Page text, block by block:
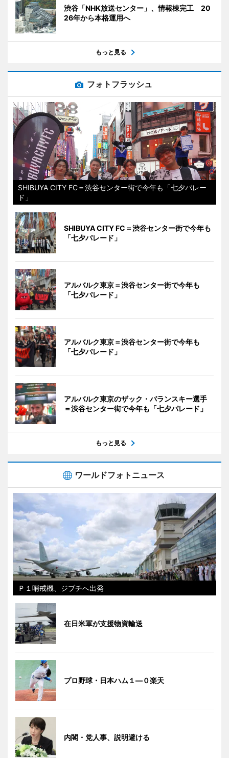
渋谷「NHK放送センター」、情報棟完工 20
26年から本格運用へ
もっと見る
フォトフラッシュ
SHIBUYA CITY FC＝渋谷センター街で今年も「七夕パレー
ド」
SHIBUYA CITY FC＝渋谷センター街で今年も
「七夕パレード」
アルバルク東京＝渋谷センター街で今年も
「七夕パレード」
アルバルク東京＝渋谷センター街で今年も
「七夕パレード」
アルバルク東京のザック・バランスキー選手
＝渋谷センター街で今年も「七夕パレード」
もっと見る
ワールドフォトニュース
Ｐ１哨戒機、ジブチへ出発
在日米軍が支援物資輸送
プロ野球・日本ハム１―０楽天
内閣・党人事、説明避ける